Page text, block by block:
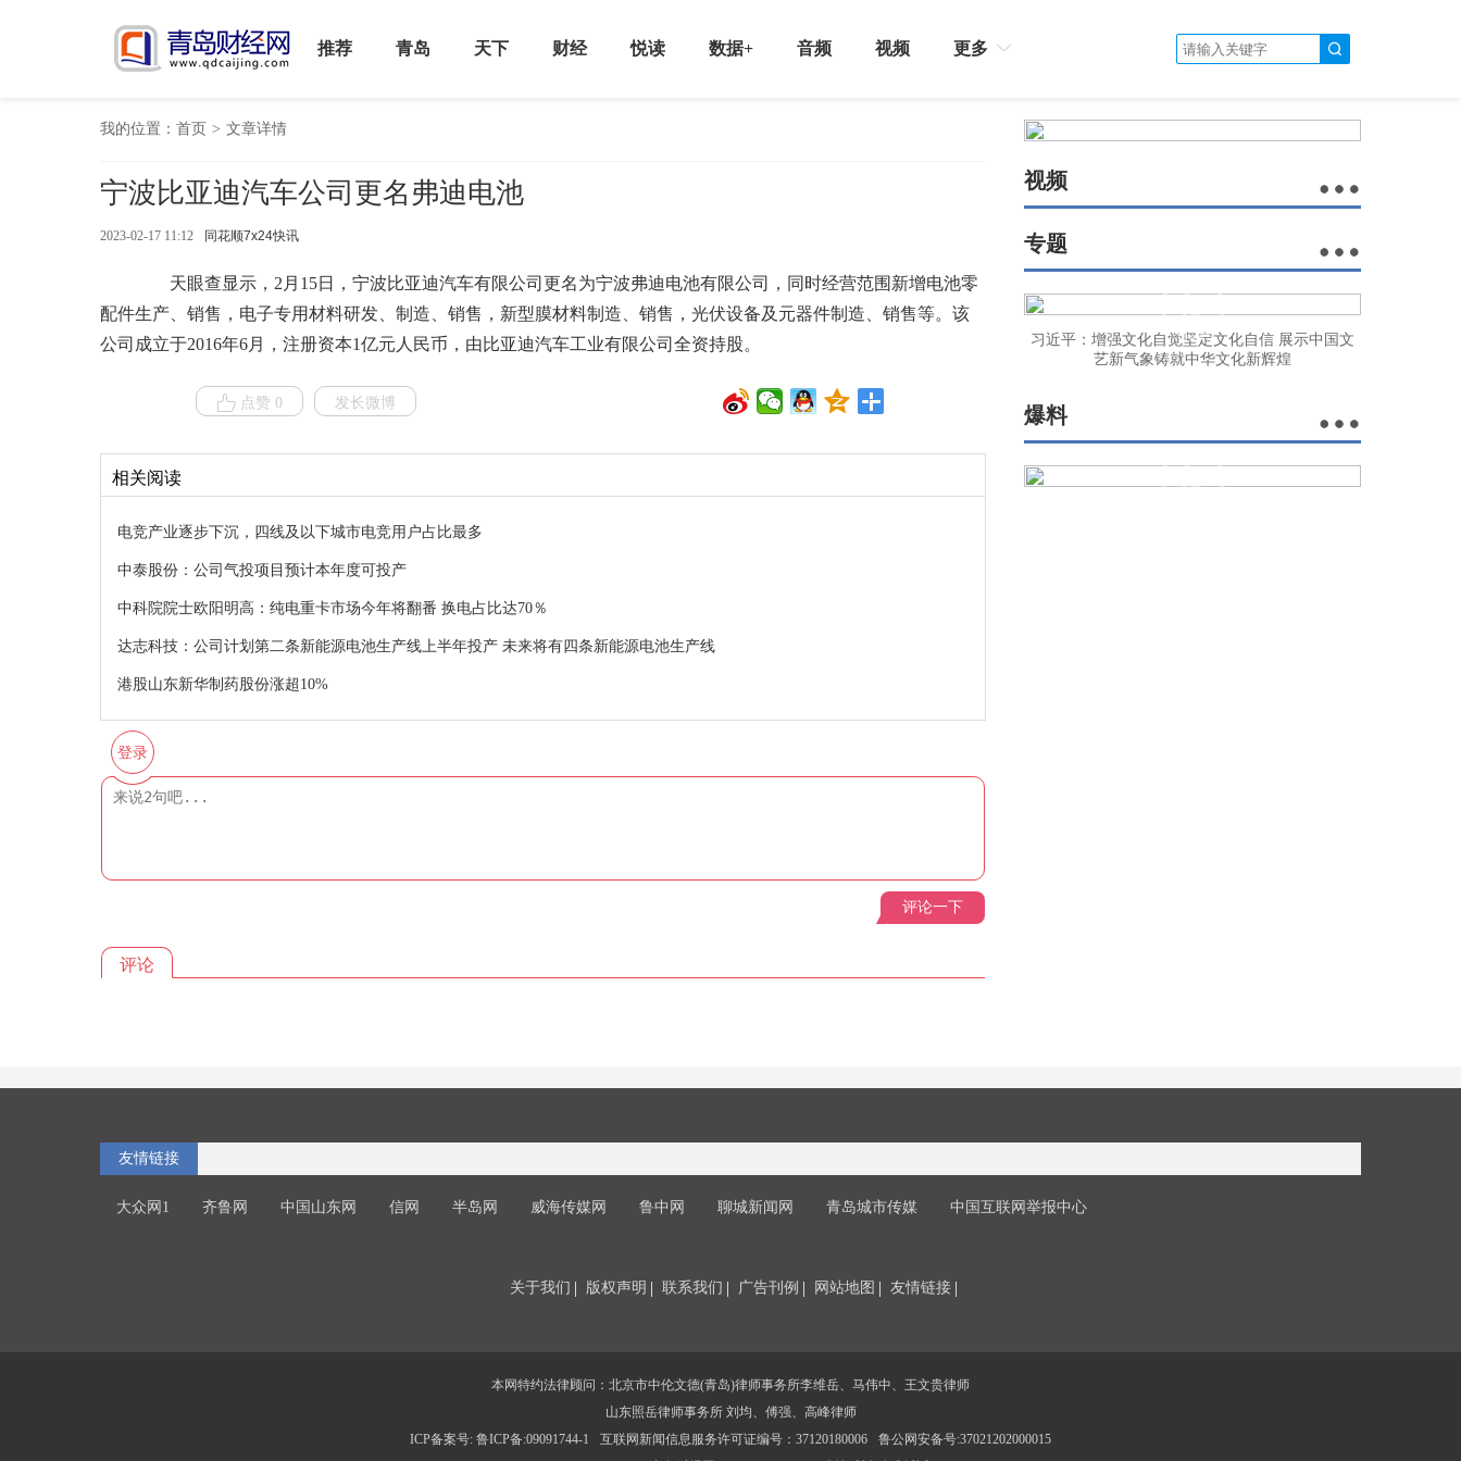
推荐 青岛 天下 财经 悦读 数据+ 音频 视频 更多
我的位置： 首页 > 文章详情
宁波比亚迪汽车公司更名弗迪电池
2023-02-17 11:12 同花顺7x24快讯
天眼查显示，2月15日，宁波比亚迪汽车有限公司更名为宁波弗迪电池有限公司，同时经营范围新增电池零
配件生产、销售，电子专用材料研发、制造、销售，新型膜材料制造、销售，光伏设备及元器件制造、销售等。该
公司成立于2016年6月，注册资本1亿元人民币，由比亚迪汽车工业有限公司全资持股。
点赞 0 发长微博
相关阅读
电竞产业逐步下沉，四线及以下城市电竞用户占比最多
中泰股份：公司气投项目预计本年度可投产
中科院院士欧阳明高：纯电重卡市场今年将翻番 换电占比达70％
达志科技：公司计划第二条新能源电池生产线上半年投产 未来将有四条新能源电池生产线
港股山东新华制药股份涨超10%
登录
评论一下
评论
视频
专题
习近平：增强文化自觉坚定文化自信 展示中国文
艺新气象铸就中华文化新辉煌
爆料
友情链接
大众网1 齐鲁网 中国山东网 信网 半岛网 威海传媒网 鲁中网 聊城新闻网 青岛城市传媒 中国互联网举报中心
关于我们 版权声明 联系我们 广告刊例 网站地图 友情链接
本网特约法律顾问：北京市中伦文德(青岛)律师事务所李维岳、马伟中、王文贵律师
山东照岳律师事务所 刘均、傅强、高峰律师
ICP备案号: 鲁ICP备:09091744-1
互联网新闻信息服务许可证编号：37120180006
鲁公网安备号:37021202000015